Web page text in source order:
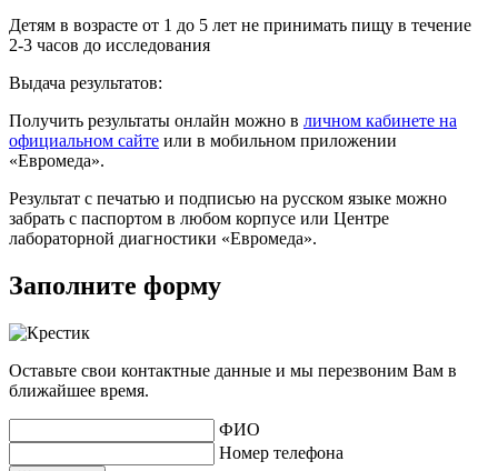
Детям в возрасте от 1 до 5 лет не принимать пищу в течение
2-3 часов до исследования
Выдача результатов:
Получить результаты онлайн можно в личном кабинете на
официальном сайте или в мобильном приложении
«Евромеда».
Результат с печатью и подписью на русском языке можно
забрать с паспортом в любом корпусе или Центре
лабораторной диагностики «Евромеда».
Заполните форму
Оставьте свои контактные данные и мы перезвоним Вам в
ближайшее время.
ФИО
Номер телефона